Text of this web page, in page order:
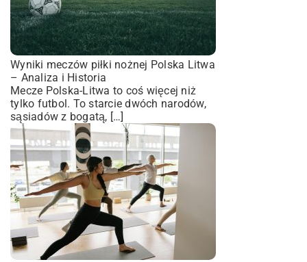
Wyniki meczów piłki nożnej Polska Litwa
– Analiza i Historia
Mecze Polska-Litwa to coś więcej niż
tylko futbol. To starcie dwóch narodów,
sąsiadów z bogatą, […]